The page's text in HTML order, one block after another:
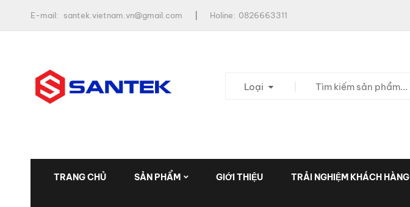
E-mail: santek.vietnam.vn@gmail.com Holine: 0826663311
Loại
TRANG CHỦ SẢN PHẨM GIỚI THIỆU TRẢI NGHIỆM KHÁCH HÀNG